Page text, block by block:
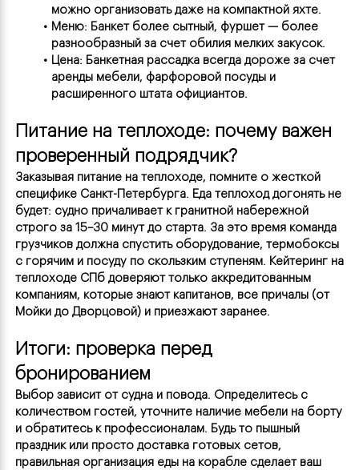
Сделать заказ
Заполните форму заказа, наш
можно организовать даже на компактной яхте.
Меню: Банкет более сытный, фуршет — более
разнообразный за счет обилия мелких закусок.
Цена: Банкетная рассадка всегда дороже за счет
аренды мебели, фарфоровой посуды и
расширенного штата официантов.
Питание на теплоходе: почему важен
проверенный подрядчик?
Заказывая питание на теплоходе, помните о жесткой
специфике Санкт-Петербурга. Еда теплоход догонять не
будет: судно причаливает к гранитной набережной
строго за 15–30 минут до старта. За это время команда
грузчиков должна спустить оборудование, термобоксы
с горячим и посуду по скользким ступеням. Кейтеринг на
теплоходе СПб доверяют только аккредитованным
компаниям, которые знают капитанов, все причалы (от
Мойки до Дворцовой) и приезжают заранее.
Итоги: проверка перед
бронированием
Выбор зависит от судна и повода. Определитесь с
количеством гостей, уточните наличие мебели на борту
и обратитесь к профессионалам. Будь то пышный
праздник или просто доставка готовых сетов,
правильная организация еды на корабле сделает ваш
Сделать заказ
Заполните форму заказа, наш
Сделать заказ
Заполните форму заказа, наш